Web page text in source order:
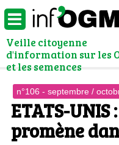
Veille citoyenne
d'information sur les
et les semences
n°106 - septembre /
ETATS-UNIS
promène